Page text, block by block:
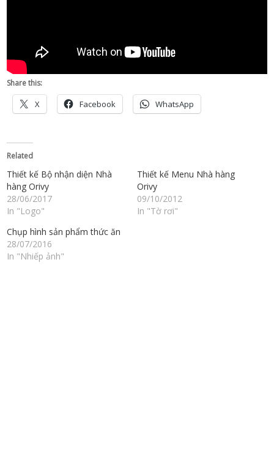
Share this:
X Facebook WhatsApp
Related
Thiết kế Bộ nhận diện Nhà
hàng Orivy
28/06/2017
In "Logo"
Thiết kế Menu Nhà hàng
Orivy
09/10/2012
In "Tờ rơi"
Chụp hình sản phẩm thức ăn
28/07/2016
In "Nhiếp ảnh"